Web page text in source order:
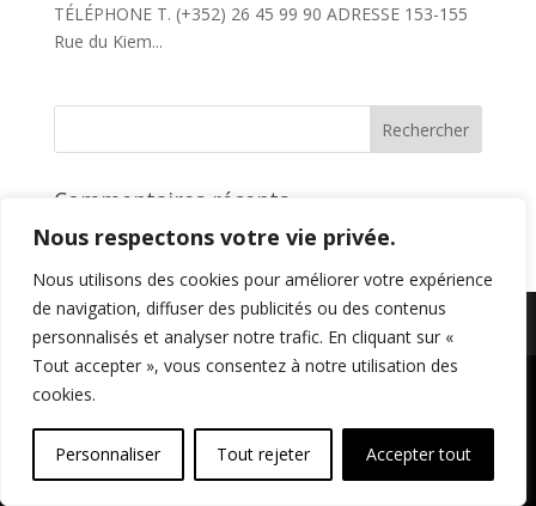
Nous respectons votre vie privée.
Nous utilisons des cookies pour améliorer votre expérience
de navigation, diffuser des publicités ou des contenus
personnalisés et analyser notre trafic. En cliquant sur «
Tout accepter », vous consentez à notre utilisation des
cookies.
Personnaliser Tout rejeter Accepter tout
TÉLÉPHONE T. (+352) 26 45 99 90 ADRESSE 153-155
Rue du Kiem...
Commentaires récents
Politique de confidentialité - Mentions légales